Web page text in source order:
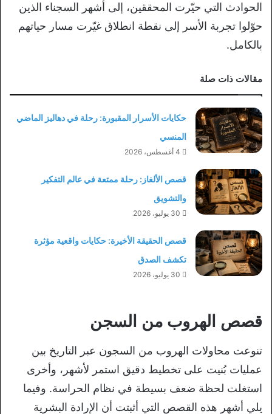
الحوادث التي حيّرت المحققين، إلى أشهر السجناء الذين
حوّلوا تجربة الأسر إلى نقطة انطلاق غيّرت مسار حياتهم
بالكامل.
مقالات ذات صلة
حكايات الأسرار المقبورة: رحلة في دهاليز الماضي
المنسي
4 أغسطس، 2026
قصص الألغاز: رحلة ممتعة في عالم التفكير
والتشويق
30 يوليو، 2026
قصص الحقيقة الأخيرة: حكايات واقعية مؤثرة
تكشف الصدق
30 يوليو، 2026
قصص الهروب من السجن
تنوعت محاولات الهروب من السجون عبر التاريخ بين
عمليات بُنيت على تخطيط دقيق استمر لأشهر، وأخرى
استغلت لحظة ضعف بسيطة في نظام الحراسة. وفيما
يلي أشهر هذه القصص التي أثبتت أن الإرادة البشرية